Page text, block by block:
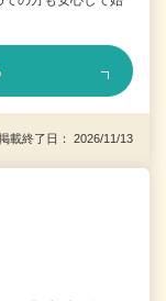
終了日： 2026/11/13